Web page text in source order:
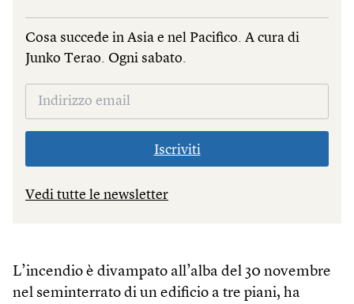
Cosa succede in Asia e nel Pacifico. A cura di
Junko Terao. Ogni sabato.
Iscriviti
Vedi tutte le newsletter
L’incendio è divampato all’alba del 30 novembre
nel seminterrato di un edificio a tre piani, ha